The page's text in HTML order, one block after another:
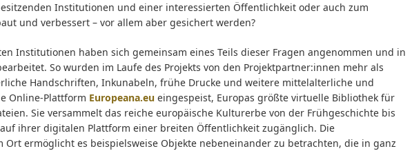
Institutionen und einer interessierten Öffentlichkeit oder auch zum
und verbessert – vor allem aber gesichert werden?
Institutionen haben sich gemeinsam eines Teils dieser Fragen angenommen und in
So wurden im Laufe des Projekts von den Projektpartner:innen mehr als
Handschriften, Inkunabeln, frühe Drucke und weitere mittelalterliche und
Online-Plattform Europeana.eu eingespeist, Europas größte virtuelle Bibliothek für
Sie versammelt das reiche europäische Kulturerbe von der Frühgeschichte bis
ihrer digitalen Plattform einer breiten Öffentlichkeit zugänglich. Die
Ort ermöglicht es beispielsweise Objekte nebeneinander zu betrachten, die in ganz